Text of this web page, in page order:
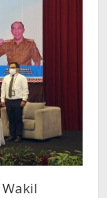
Wakil